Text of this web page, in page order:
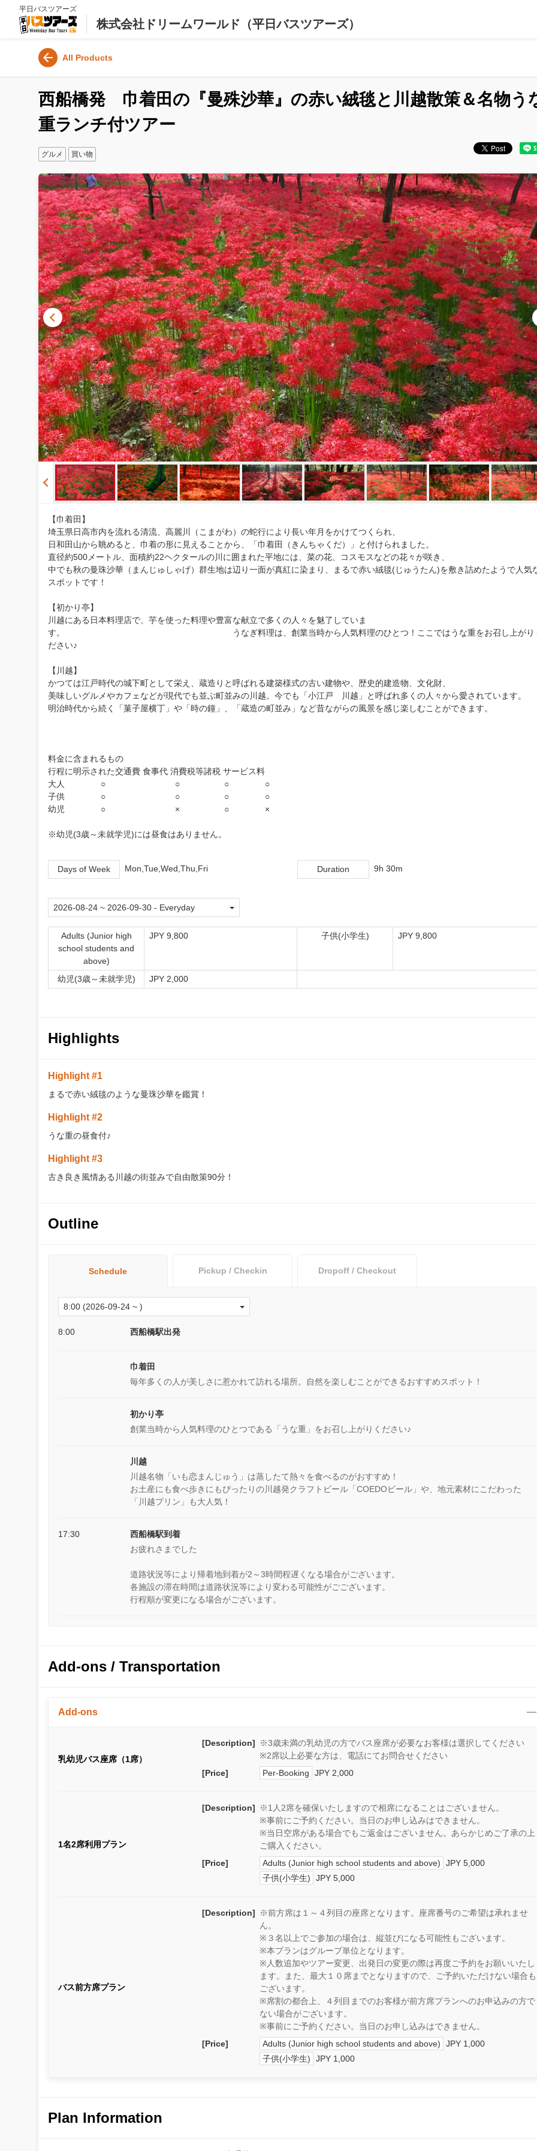
平日バスツアーズ
株式会社ドリームワールド（平日バスツアーズ）
All Products
西船橋発 巾着田の『曼殊沙華』の赤い絨毯と川越散策＆名物う
重ランチ付ツアー
グルメ 買い物
【巾着田】
埼玉県日高市内を流れる清流、高麗川（こまがわ）の蛇行により長い年月をかけてつくられ、
日和田山から眺めると、巾着の形に見えることから、「巾着田（きんちゃくだ）」と付けられました。
直径約500メートル、面積約22ヘクタールの川に囲まれた平地には、菜の花、コスモスなどの花々が咲き、
中でも秋の曼珠沙華（まんじゅしゃげ）群生地は辺り一面が真紅に染まり、まるで赤い絨毯(じゅうたん)を敷き詰めたようで人気
スポットです！
【初かり亭】
川越にある日本料理店で、芋を使った料理や豊富な献立で多くの人々を魅了していま
す。 うなぎ料理は、創業当時から人気料理のひとつ！ここではうな重をお召し上がり
ださい♪
【川越】
かつては江戸時代の城下町として栄え、蔵造りと呼ばれる建築様式の古い建物や、歴史的建造物、文化財、
美味しいグルメやカフェなどが現代でも並ぶ町並みの川越。今でも「小江戸 川越」と呼ばれ多くの人々から愛されています。
明治時代から続く「菓子屋横丁」や「時の鐘」、「蔵造の町並み」など昔ながらの風景を感じ楽しむことができます。
料金に含まれるもの
行程に明示された交通費 食事代 消費税等諸税 サービス料
大人 ○ ○ ○ ○
子供 ○ ○ ○ ○
幼児 ○ × ○ ×
※幼児(3歳～未就学児)には昼食はありません。
Days of Week Mon,Tue,Wed,Thu,Fri Duration 9h 30m
Adults (Junior high
school students and
above)
JPY 9,800 子供(小学生) JPY 9,800
幼児(3歳～未就学児) JPY 2,000
Highlights
Highlight #1
まるで赤い絨毯のような曼珠沙華を鑑賞！
Highlight #2
うな重の昼食付♪
Highlight #3
古き良き風情ある川越の街並みで自由散策90分！
Outline
Schedule Pickup / Checkin Dropoff / Checkout
8:00 西船橋駅出発
巾着田
毎年多くの人が美しさに惹かれて訪れる場所。自然を楽しむことができるおすすめスポット！
初かり亭
創業当時から人気料理のひとつである「うな重」をお召し上がりください♪
川越
川越名物「いも恋まんじゅう」は蒸したて熱々を食べるのがおすすめ！
お土産にも食べ歩きにもぴったりの川越発クラフトビール「COEDOビール」や、地元素材にこだわった
「川越プリン」も大人気！
17:30
西船橋駅到着
お疲れさまでした
道路状況等により帰着地到着が2～3時間程遅くなる場合がございます。
各施設の滞在時間は道路状況等により変わる可能性がごございます。
行程順が変更になる場合がございます。
Add-ons / Transportation
Add-ons
乳幼児バス座席（1席）
[Description]
※3歳未満の乳幼児の方でバス座席が必要なお客様は選択してください
※2席以上必要な方は、電話にてお問合せください
[Price]
Per-Booking JPY 2,000
1名2席利用プラン
[Description]
※1人2席を確保いたしますので相席になることはございません。
※事前にご予約ください。当日のお申し込みはできません。
※当日空席がある場合でもご返金はございません。あらかじめご了承の上
ご購入ください。
[Price]
Adults (Junior high school students and above)
JPY 5,000
子供(小学生)
JPY 5,000
バス前方席プラン
[Description]
※前方席は１～４列目の座席となります。座席番号のご希望は承れませ
ん。
※３名以上でご参加の場合は、縦並びになる可能性もございます。
※本プランはグループ単位となります。
※人数追加やツアー変更、出発日の変更の際は再度ご予約をお願いいたし
ます。また、最大１０席までとなりますので、ご予約いただけない場合も
ございます。
※席割の都合上、４列目までのお客様が前方席プランへのお申込みの方で
ない場合がございます。
※事前にご予約ください。当日のお申し込みはできません。
[Price]
Adults (Junior high school students and above)
JPY 1,000
子供(小学生)
JPY 1,000
Plan Information